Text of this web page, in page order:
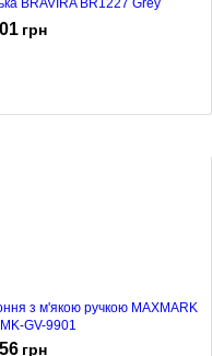
грн
з м'якою ручкою MAXMARK
MK-GV-9901
грн